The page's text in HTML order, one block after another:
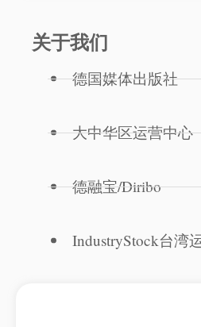
关于我们
德国媒体出版社
大中华区运营中心
德融宝/Diribo
IndustryStock台湾